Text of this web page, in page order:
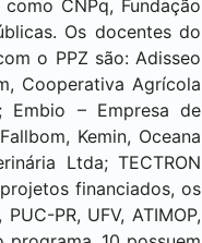
CNPq, Fundação
Os docentes do
o PPZ são: Adisseo
Cooperativa Agrícola
Embio – Empresa de
Kemin, Oceana
Ltda; TECTRON
financiados, os
PR, UFV, ATIMOP,